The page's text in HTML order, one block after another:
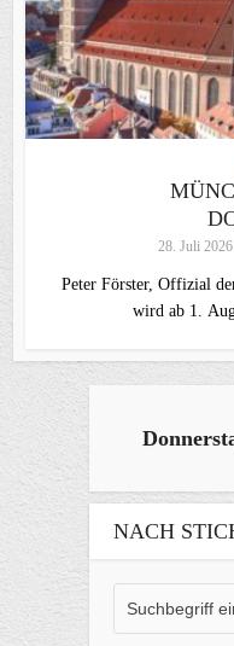
28. Juli 2026
Peter Förster, Offizial
wird ab 1.
NACH